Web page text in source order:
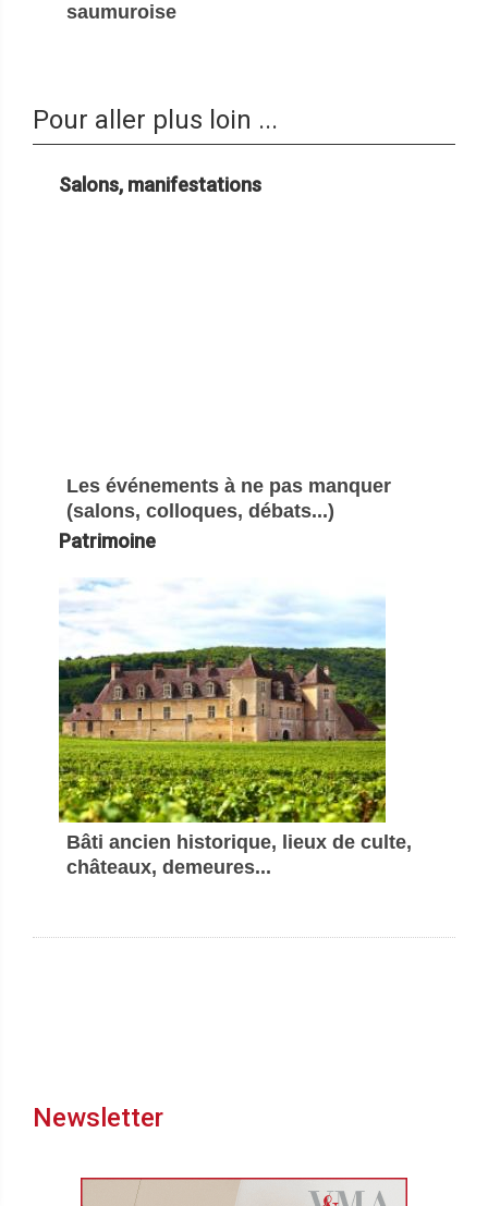
saumuroise
Pour aller plus loin ...
Salons, manifestations
Les événements à ne pas manquer
(salons, colloques, débats...)
Patrimoine
Bâti ancien historique, lieux de culte,
châteaux, demeures...
Newsletter